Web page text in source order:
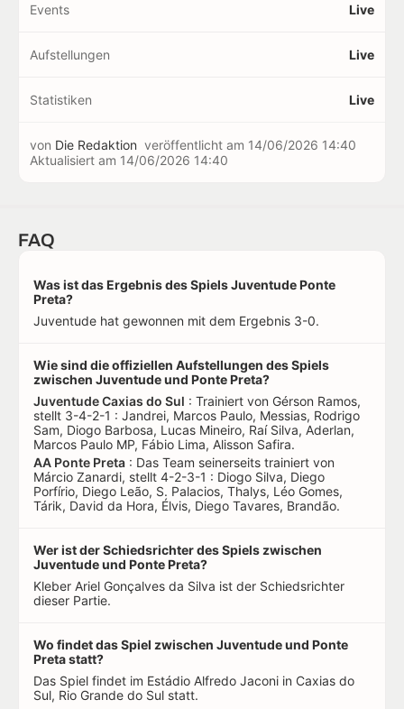
Events Live
Aufstellungen Live
Statistiken Live
von Die Redaktion veröffentlicht am 14/06/2026 14:40
Aktualisiert am 14/06/2026 14:40
FAQ
Was ist das Ergebnis des Spiels Juventude Ponte
Preta?
Juventude hat gewonnen mit dem Ergebnis 3-0.
Wie sind die offiziellen Aufstellungen des Spiels
zwischen Juventude und Ponte Preta?
Juventude Caxias do Sul : Trainiert von Gérson Ramos,
stellt 3-4-2-1 : Jandrei, Marcos Paulo, Messias, Rodrigo
Sam, Diogo Barbosa, Lucas Mineiro, Raí Silva, Aderlan,
Marcos Paulo MP, Fábio Lima, Alisson Safira.
AA Ponte Preta : Das Team seinerseits trainiert von
Márcio Zanardi, stellt 4-2-3-1 : Diogo Silva, Diego
Porfírio, Diego Leão, S. Palacios, Thalys, Léo Gomes,
Tárik, David da Hora, Élvis, Diego Tavares, Brandão.
Wer ist der Schiedsrichter des Spiels zwischen
Juventude und Ponte Preta?
Kleber Ariel Gonçalves da Silva ist der Schiedsrichter
dieser Partie.
Wo findet das Spiel zwischen Juventude und Ponte
Preta statt?
Das Spiel findet im Estádio Alfredo Jaconi in Caxias do
Sul, Rio Grande do Sul statt.